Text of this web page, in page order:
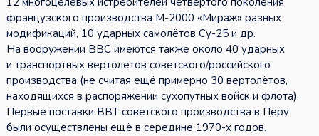
французского производства М-2000 «Мираж» разных
модификаций, 10 ударных самолётов Су-25 и др.
На вооружении ВВС имеются также около 40 ударных
и транспортных вертолётов советского/российского
производства (не считая ещё примерно 30 вертолётов,
находящихся в распоряжении сухопутных войск и флота).
Первые поставки ВВТ советского производства в Перу
были осуществлены ещё в середине 1970-х годов.